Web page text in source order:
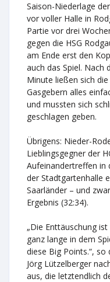
Saison-Niederlage
vor voller Halle in
Partie vor drei
gegen die HSG
am Ende erst den
auch das Spiel. Nach
Minute ließen sich
Gasgebern alles
und mussten sich
geschlagen geben.
Übrigens: Nieder-
Lieblingsgegner der
Aufeinandertreffen in
der Stadtgartenhalle
Saarländer – und
Ergebnis (32:34).
„Die Enttäuschung
ganz lange in dem
diese Big Points.“,
Jörg Lützelberger
aus, die letztendlich